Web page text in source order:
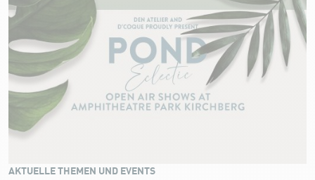
AKTUELLE THEMEN UND EVENTS